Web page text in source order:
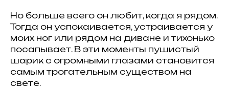
Но больше всего он любит, когда я рядом.
Тогда он успокаивается, устраивается у
моих ног или рядом на диване и тихонько
посапывает. В эти моменты пушистый
шарик с огромными глазами становится
самым трогательным существом на
свете.